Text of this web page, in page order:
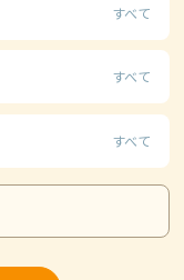
すべて
すべて
すべて